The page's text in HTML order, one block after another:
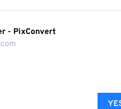
- PixConvert